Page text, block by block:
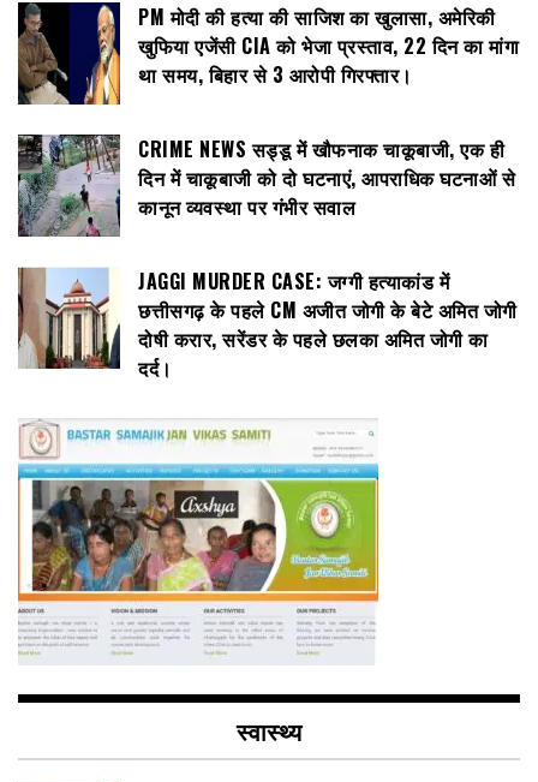
PM मोदी की हत्या की साजिश का खुलासा, अमेरिकी
खुफिया एजेंसी CIA को भेजा प्रस्ताव, 22 दिन का मांगा
था समय, बिहार से 3 आरोपी गिरफ्तार।
CRIME NEWS सड्डू में खौफनाक चाकूबाजी, एक ही
दिन में चाकूबाजी को दो घटनाएं, आपराधिक घटनाओं से
कानून व्यवस्था पर गंभीर सवाल
JAGGI MURDER CASE: जग्गी हत्याकांड में
छत्तीसगढ़ के पहले CM अजीत जोगी के बेटे अमित जोगी
दोषी करार, सरेंडर के पहले छलका अमित जोगी का
दर्द।
स्वास्थ्य